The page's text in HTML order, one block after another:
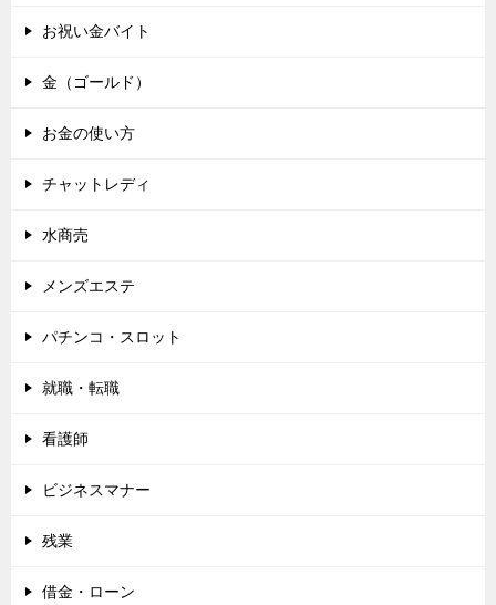
お祝い金バイト
金（ゴールド）
お金の使い方
チャットレディ
水商売
メンズエステ
パチンコ・スロット
就職・転職
看護師
ビジネスマナー
残業
借金・ローン